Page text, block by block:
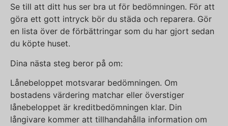
Se till att ditt hus ser bra ut för bedömningen. För att
göra ett gott intryck bör du städa och reparera. Gör
en lista över de förbättringar som du har gjort sedan
du köpte huset.
Dina nästa steg beror på om:
Lånebeloppet motsvarar bedömningen. Om
bostadens värdering matchar eller överstiger
lånebeloppet är kreditbedömningen klar. Din
långivare kommer att tillhandahålla information om